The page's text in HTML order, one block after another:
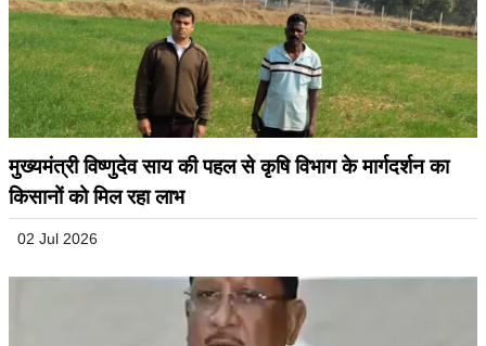
मुख्यमंत्री विष्णुदेव साय की पहल से कृषि विभाग के मार्गदर्शन का
किसानों को मिल रहा लाभ
02 Jul 2026